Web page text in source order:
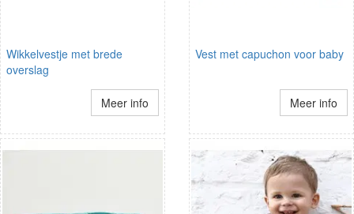
Wikkelvestje met brede
overslag
Meer info
Vest met capuchon voor baby
Meer info